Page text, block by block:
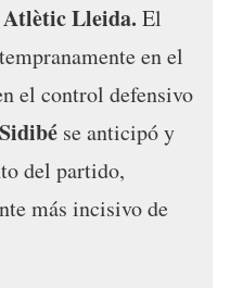
Lleida. El
en el
el control defensivo
se anticipó y
del partido,
más incisivo de